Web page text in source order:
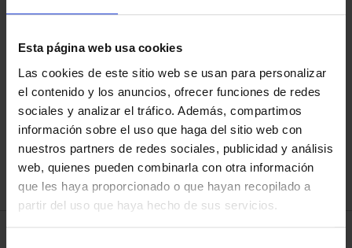
Esta página web usa cookies
Las cookies de este sitio web se usan para personalizar
el contenido y los anuncios, ofrecer funciones de redes
sociales y analizar el tráfico. Además, compartimos
información sobre el uso que haga del sitio web con
nuestros partners de redes sociales, publicidad y análisis
web, quienes pueden combinarla con otra información
que les haya proporcionado o que hayan recopilado a
partir del uso que haya hecho de sus servicios.
ORDENAR POR:
REFINAR